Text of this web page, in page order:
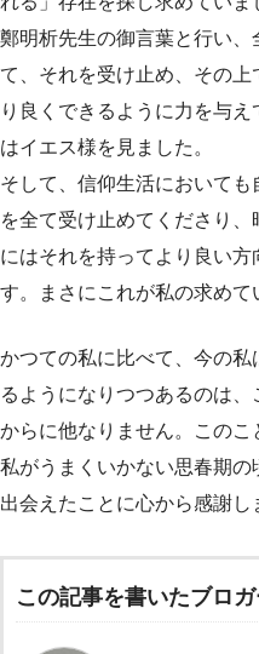
鄭明析先生の御言葉と行い
て、それを受け止め、その
り良くできるように力を与
はイエス様を見ました。
そして、信仰生活において
を全て受け止めてくださり
にはそれを持ってより良い
す。まさにこれが私の求めて
かつての私に比べて、今の
るようになりつつあるのは
からに他なりません。このこ
私がうまくいかない思春期
出会えたことに心から感謝し
この記事を書いたブロ